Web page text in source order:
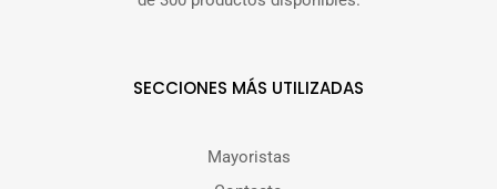
SECCIONES MÁS UTILIZADAS
Mayoristas